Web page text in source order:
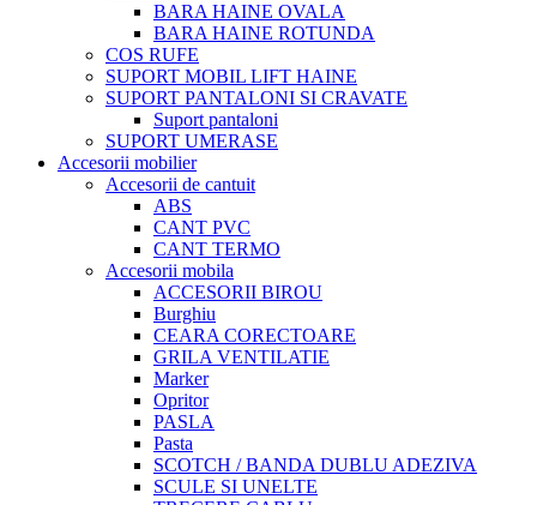
BARA HAINE OVALA
BARA HAINE ROTUNDA
COS RUFE
SUPORT MOBIL LIFT HAINE
SUPORT PANTALONI SI CRAVATE
Suport pantaloni
SUPORT UMERASE
Accesorii mobilier
Accesorii de cantuit
ABS
CANT PVC
CANT TERMO
Accesorii mobila
ACCESORII BIROU
Burghiu
CEARA CORECTOARE
GRILA VENTILATIE
Marker
Opritor
PASLA
Pasta
SCOTCH / BANDA DUBLU ADEZIVA
SCULE SI UNELTE